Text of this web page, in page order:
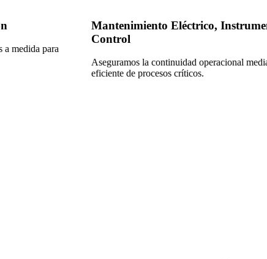
a medida para
Mantenimiento Eléctrico,
Control
Aseguramos la continuidad operacional
eficiente de procesos críticos.